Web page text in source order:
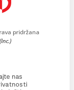
pridržana
nas